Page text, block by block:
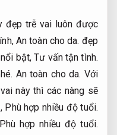
đẹp trễ vai luôn được
An toàn cho da. đẹp
nổi bật,Tư vấn tận tình.
An toàn cho da. Với
này thì các nàng sẽ
Phù hợp nhiều độ tuổi.
Phù hợp nhiều độ tuổi.